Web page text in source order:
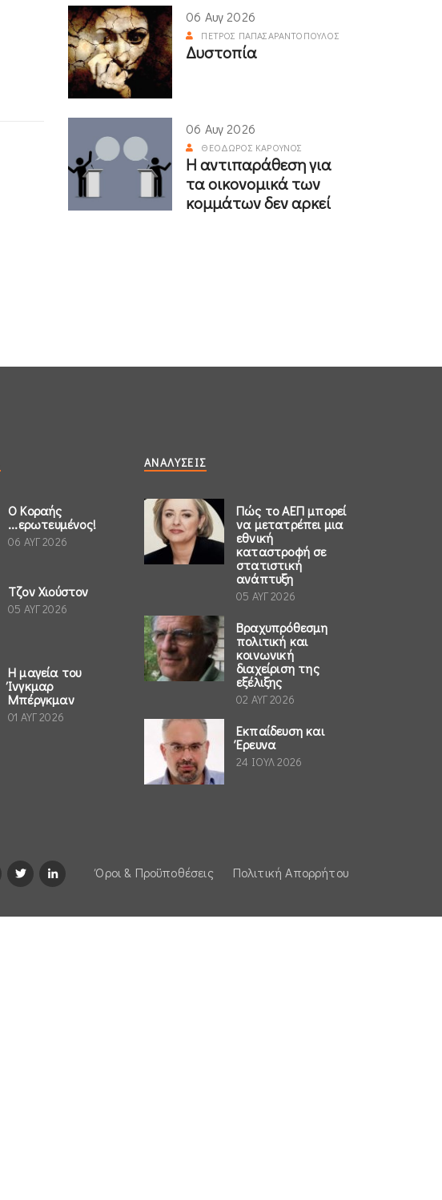
06 Αυγ 2026
ΠΈΤΡΟΣ ΠΑΠΑΣΑΡΑΝΤΌΠΟΥΛΟΣ
Δυστοπία
06 Αυγ 2026
ΘΕΌΔΩΡΟΣ ΚΑΡΟΎΝΟΣ
Η αντιπαράθεση για
τα οικονομικά των
κομμάτων δεν αρκεί
Ο Κοραής
...ερωτευμένος!
06 ΑΥΓ 2026
Τζον Χιούστον
05 ΑΥΓ 2026
Η μαγεία του
Ίνγκμαρ
Μπέργκμαν
01 ΑΥΓ 2026
ΑΝΑΛΎΣΕΙΣ
Πώς το ΑΕΠ μπορεί
να μετατρέπει μια
εθνική
καταστροφή σε
στατιστική
ανάπτυξη
05 ΑΥΓ 2026
Βραχυπρόθεσμη
πολιτική και
κοινωνική
διαχείριση της
εξέλιξης
02 ΑΥΓ 2026
Εκπαίδευση και
Έρευνα
24 ΙΟΥΛ 2026
Όροι & Προϋποθέσεις Πολιτική Απορρήτου